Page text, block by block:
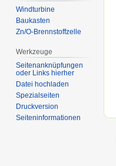
Windturbine
Baukasten
Zn/O-Brennstoffzelle
Werkzeuge
Seitenanknüpfungen
oder Links hierher
Datei hochladen
Spezialseiten
Druckversion
Seiten­informationen